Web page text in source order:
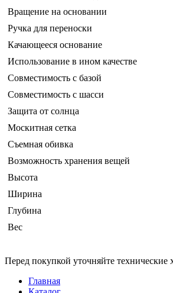
Вращение на основании
Ручка для переноски
Качающееся основание
Использование в ином качестве
Совместимость с базой
Совместимость с шасси
Защита от солнца
Москитная сетка
Съемная обивка
Возможность хранения вещей
Высота
Ширина
Глубина
Вес
Перед покупкой уточняйте
Главная